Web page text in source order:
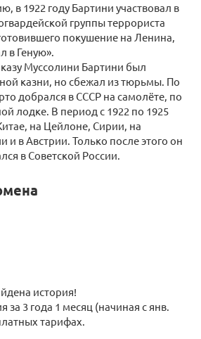
в 1922 году Бартини участвовал в
группы террориста
покушение на Ленина,
в Геную».
Муссолини Бартини был
казни, но сбежал из тюрьмы. По
добрался в СССР на самолёте, по
лодке. В период с 1922 по 1925
на Цейлоне, Сирии, на
и в Австрии. Только после этого он
в Советской России.
история!
за 3 года 1 месяц (начиная с янв.
тарифах.